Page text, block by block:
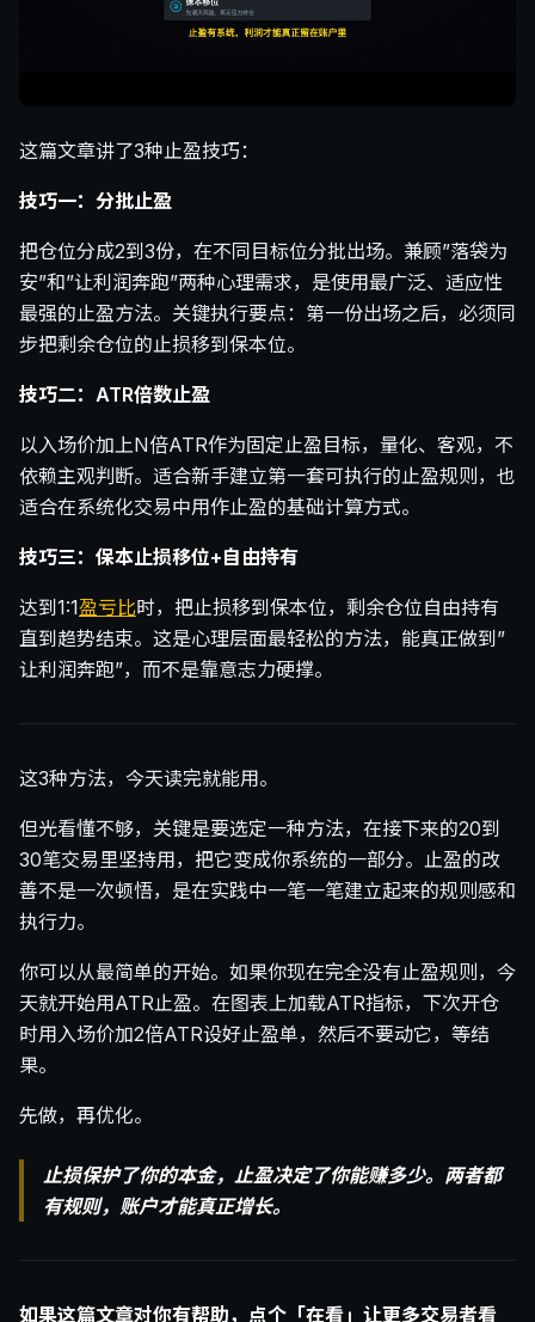
这篇文章讲了3种止盈技巧：
技巧一：分批止盈
把仓位分成2到3份，在不同目标位分批出场。兼顾”落袋为
安”和”让利润奔跑”两种心理需求，是使用最广泛、适应性
最强的止盈方法。关键执行要点：第一份出场之后，必须同
步把剩余仓位的止损移到保本位。
技巧二：ATR倍数止盈
以入场价加上N倍ATR作为固定止盈目标，量化、客观，不
依赖主观判断。适合新手建立第一套可执行的止盈规则，也
适合在系统化交易中用作止盈的基础计算方式。
技巧三：保本止损移位+自由持有
达到1:1盈亏比时，把止损移到保本位，剩余仓位自由持有
直到趋势结束。这是心理层面最轻松的方法，能真正做到”
让利润奔跑”，而不是靠意志力硬撑。
这3种方法，今天读完就能用。
但光看懂不够，关键是要选定一种方法，在接下来的20到
30笔交易里坚持用，把它变成你系统的一部分。止盈的改
善不是一次顿悟，是在实践中一笔一笔建立起来的规则感和
执行力。
你可以从最简单的开始。如果你现在完全没有止盈规则，今
天就开始用ATR止盈。在图表上加载ATR指标，下次开仓
时用入场价加2倍ATR设好止盈单，然后不要动它，等结
果。
先做，再优化。
止损保护了你的本金，止盈决定了你能赚多少。两者都
有规则，账户才能真正增长。
如果这篇文章对你有帮助，点个「在看」让更多交易者看